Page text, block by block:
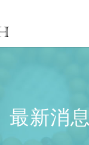
最新消息